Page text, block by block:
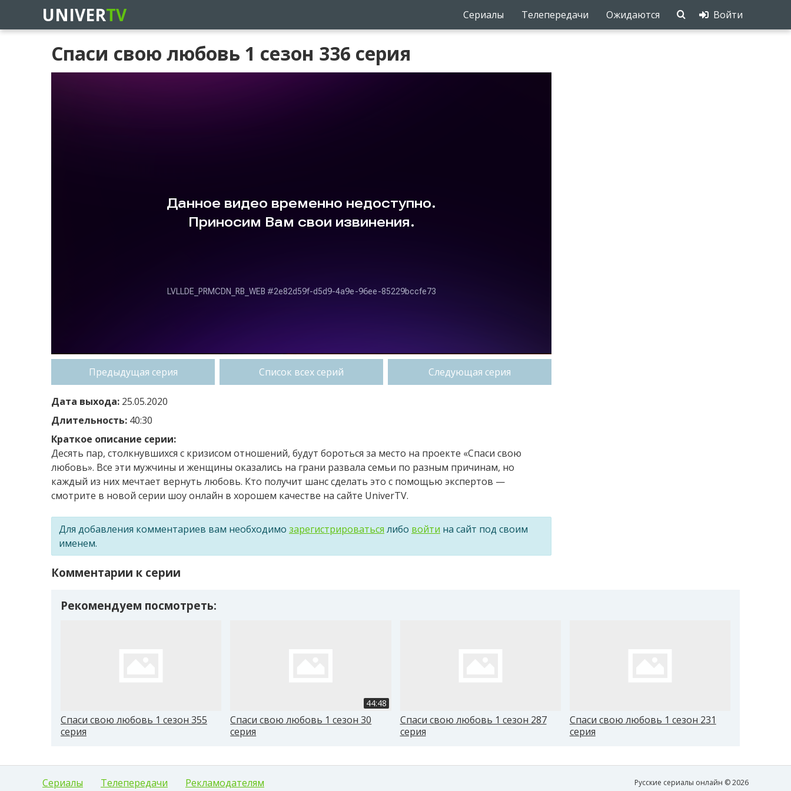
UNIVERTV Сериалы Телепередачи Ожидаются Войти
Спаси свою любовь 1 сезон 336 серия
Предыдущая серия Список всех серий Следующая серия
Дата выхода: 25.05.2020
Длительность: 40:30
Краткое описание серии:
Десять пар, столкнувшихся с кризисом отношений, будут бороться за место на проекте «Спаси свою
любовь». Все эти мужчины и женщины оказались на грани развала семьи по разным причинам, но
каждый из них мечтает вернуть любовь. Кто получит шанс сделать это с помощью экспертов —
смотрите в новой серии шоу онлайн в хорошем качестве на сайте UniverTV.
Для добавления комментариев вам необходимо зарегистрироваться либо войти на сайт под своим
именем.
Комментарии к серии
Рекомендуем посмотреть:
Спаси свою любовь 1 сезон 355
серия
44:48
Спаси свою любовь 1 сезон 30
серия
Спаси свою любовь 1 сезон 287
серия
Спаси свою любовь 1 сезон 231
серия
Сериалы Телепередачи Рекламодателям Русские сериалы онлайн © 2026